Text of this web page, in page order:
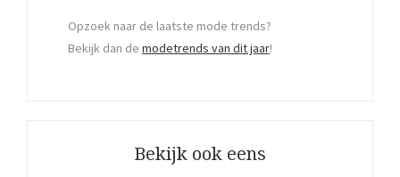
Opzoek naar de laatste mode trends?
Bekijk dan de modetrends van dit jaar!
Bekijk ook eens